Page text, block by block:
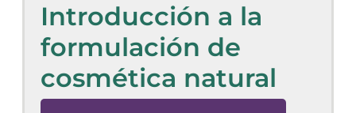
Introducción a la
formulación de
cosmética natural